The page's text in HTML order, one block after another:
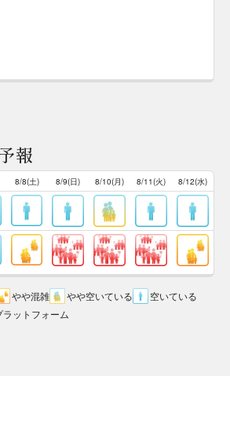
報
8/8(土) 8/9(日) 8/10(月) 8/11(火) 8/12(水)
やや混雑 やや空いている
空いている
ットフォーム